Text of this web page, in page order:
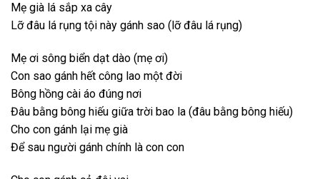
Mẹ già lá sắp xa cây
Lỡ đâu lá rụng tội này gánh sao (lỡ đâu lá rụng)
Mẹ ơi sông biển dạt dào (mẹ ơi)
Con sao gánh hết công lao một đời
Bông hồng cài áo đúng nơi
Đâu bằng bông hiếu giữa trời bao la (đâu bằng bông hiếu)
Cho con gánh lại mẹ già
Để sau người gánh chính là con con